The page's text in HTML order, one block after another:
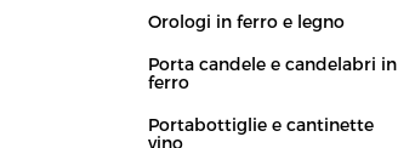
Orologi in ferro e legno
Porta candele e candelabri in
ferro
Portabottiglie e cantinette
vino